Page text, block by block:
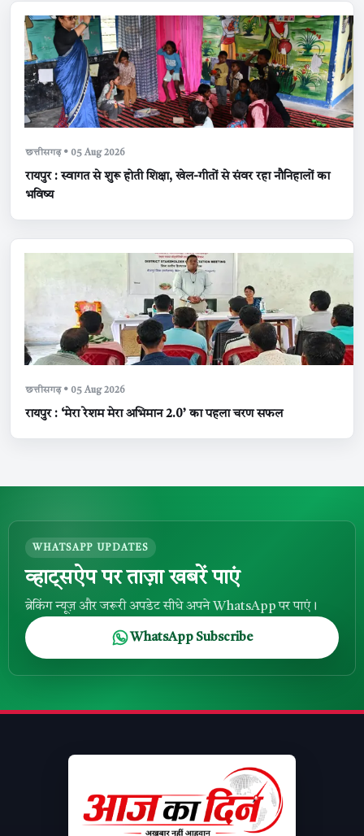
छत्तीसगढ़ • 05 Aug 2026
रायपुर : स्वागत से शुरू होती शिक्षा, खेल-गीतों से संवर रहा नौनिहालों का
भविष्य
छत्तीसगढ़ • 05 Aug 2026
रायपुर : ‘मेरा रेशम मेरा अभिमान 2.0’ का पहला चरण सफल
WHATSAPP UPDATES
व्हाट्सऐप पर ताज़ा खबरें पाएं
ब्रेकिंग न्यूज़ और जरूरी अपडेट सीधे अपने WhatsApp पर पाएं।
WhatsApp Subscribe